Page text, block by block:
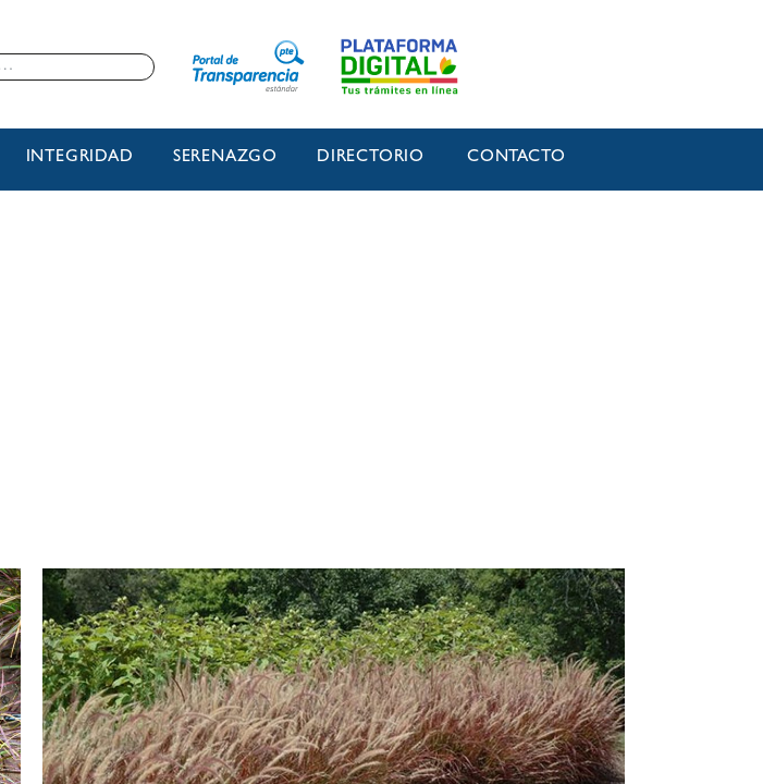
INTEGRIDAD SERENAZGO DIRECTORIO CONTACTO